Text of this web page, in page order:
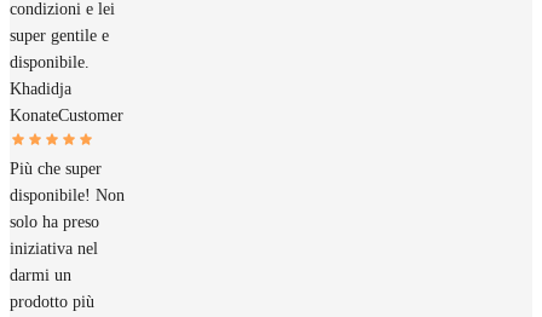
condizioni e lei
super gentile e
disponibile.
Khadidja
KonateCustomer
Più che super
disponibile! Non
solo ha preso
iniziativa nel
darmi un
prodotto più